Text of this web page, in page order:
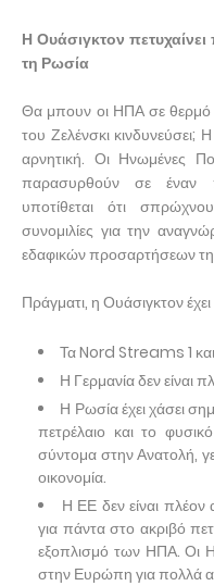
Η Ουάσιγκτον
τη Ρωσία
Θα μπουν οι ΗΠΑ σε θερμό
του Ζελένσκι
αρνητική. Οι Ηνωμένες
παρασυρθούν σε έναν
υποτίθεται ότι
συνομιλίες για την
εδαφικών προσαρτήσεων
Πράγματι, η Ουάσιγκτον
Τα Nord Streams 1
Η Γερμανία δεν είναι
Η Ρωσία έχει χάσει
πετρέλαιο και το
σύντομα στην Ανατολή,
οικονομία.
Η ΕΕ δεν είναι πλέον
για πάντα στο ακριβό
εξοπλισμό των ΗΠΑ. Οι
στην Ευρώπη για πολλά